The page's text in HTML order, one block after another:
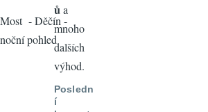
Most - Děčín -
noční pohled
ů a
mnoho
dalších
výhod.
Posledn
í